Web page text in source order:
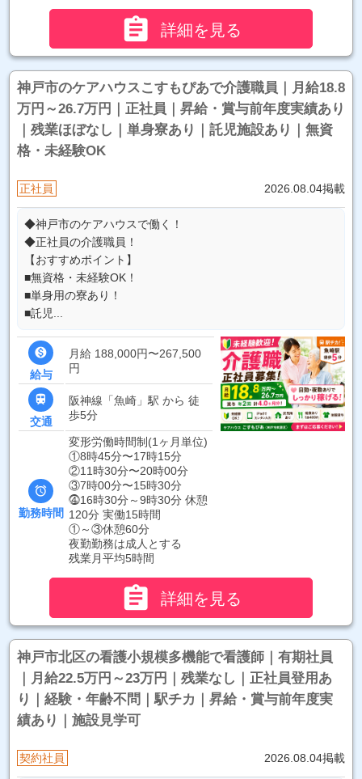
 詳細を見る
神戸市のケアハウスこすもぴあで介護職員｜月給18.8
万円～26.7万円｜正社員｜昇給・賞与前年度実績あり
｜残業ほぼなし｜単身寮あり｜託児施設あり｜無資
格・未経験OK
正社員 2026.08.04掲載
◆神戸市のケアハウスで働く！
◆正社員の介護職員！
【おすすめポイント】
■無資格・未経験OK！
■単身用の寮あり！
■託児...

給与
月給 188,000円〜267,500
円

交通
阪神線「魚崎」駅 から 徒
歩5分

勤務時間
変形労働時間制(1ヶ月単位)
①8時45分〜17時15分
②11時30分〜20時00分
③7時00分〜15時30分
⓸16時30分～9時30分 休憩
120分 実働15時間
①～③休憩60分
夜勤勤務は成人とする
残業月平均5時間
 詳細を見る
神戸市北区の看護小規模多機能で看護師｜有期社員
｜月給22.5万円～23万円｜残業なし｜正社員登用あ
り｜経験・年齢不問｜駅チカ｜昇給・賞与前年度実
績あり｜施設見学可
契約社員 2026.08.04掲載